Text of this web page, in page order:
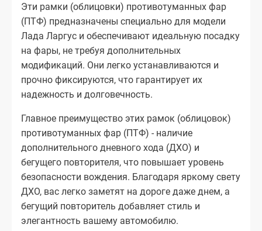
Эти рамки (облицовки) противотуманных фар
(ПТФ) предназначены специально для модели
Лада Ларгус и обеспечивают идеальную посадку
на фары, не требуя дополнительных
модификаций. Они легко устанавливаются и
прочно фиксируются, что гарантирует их
надежность и долговечность.
Главное преимущество этих рамок (облицовок)
противотуманных фар (ПТФ) - наличие
дополнительного дневного хода (ДХО) и
бегущего повторителя, что повышает уровень
безопасности вождения. Благодаря яркому свету
ДХО, вас легко заметят на дороге даже днем, а
бегущий повторитель добавляет стиль и
элегантность вашему автомобилю.